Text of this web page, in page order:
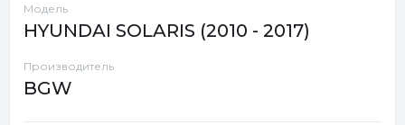
Модель
HYUNDAI SOLARIS (2010 - 2017)
Производитель
BGW